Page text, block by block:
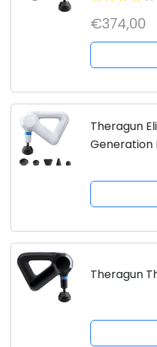
€374,00
Theragun
Generation
Massage
Theragun